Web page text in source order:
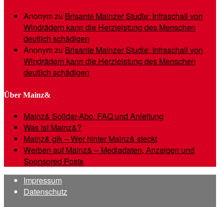
Anonymzu Brisante Mainzer Studie: Infraschall von
Windrädern kann die Herzleistung des Menschen
deutlich schädigen
Anonymzu Brisante Mainzer Studie: Infraschall von
Windrädern kann die Herzleistung des Menschen
deutlich schädigen
Über Mainz&
Mainz& Solidar-Abo: FAQ und Anleitung
Was ist Mainz&?
Mainz& gik – Wer hinter Mainz& steckt
Werben auf Mainz& – Mediadaten, Anzeigen und
Sponsored Posts
Impressum
Datenschutz